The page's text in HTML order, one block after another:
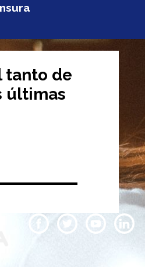
tanto de
últimas